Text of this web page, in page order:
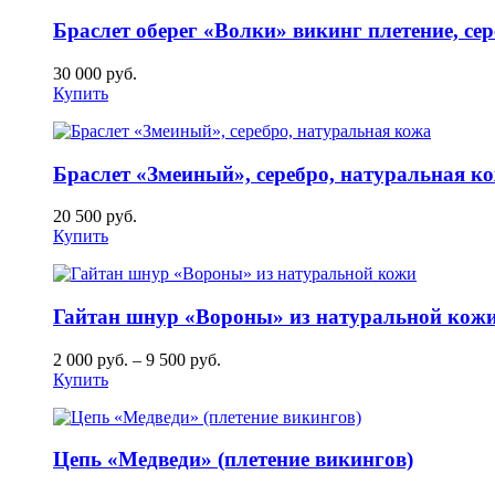
Браслет оберег «Волки» викинг плетение,
30 000 руб.
Купить
Браслет «Змеиный», серебро, натуральная
20 500 руб.
Купить
Гайтан шнур «Вороны» из натуральной
2 000 руб. – 9 500 руб.
Купить
Цепь «Медведи» (плетение викингов)